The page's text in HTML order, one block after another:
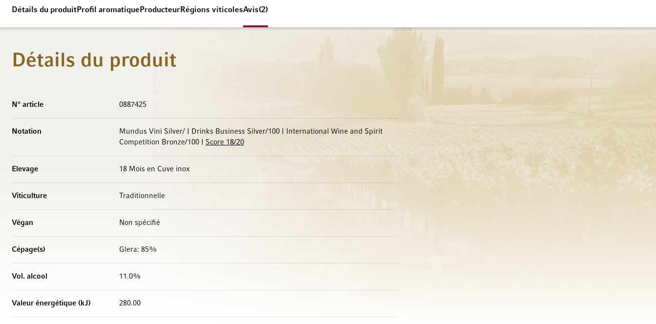
Détails du produitProfil aromatique ProducteurRégions viticolesAvis 2
Détails du produit
N° article 0887425
Notation
Mundus Vini Silver/ | Drinks Business Silver/100 | International Wine and Spirit
Competition Bronze/100 | Score 18/20
Elevage 18 Mois en Cuve inox
Viticulture Traditionnelle
Végan Non spécifié
Cépage(s) Glera: 85%
Vol. alcool 11.0%
Valeur énergétique (kJ) 280.00